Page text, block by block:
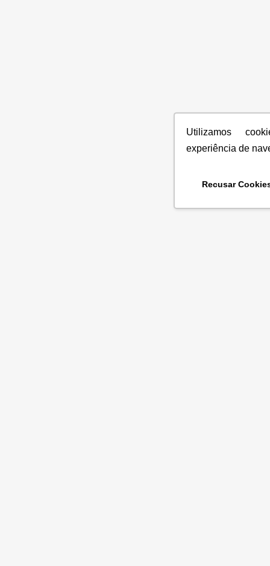
Utilizamos
experiência de
Recusar